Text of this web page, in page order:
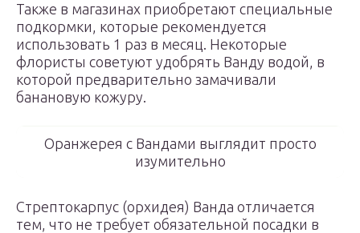
Также в магазинах приобретают специальные
подкормки, которые рекомендуется
использовать 1 раз в месяц. Некоторые
флористы советуют удобрять Ванду водой, в
которой предварительно замачивали
банановую кожуру.
Оранжерея с Вандами выглядит просто
изумительно
Стрептокарпус (орхидея) Ванда отличается
тем, что не требует обязательной посадки в